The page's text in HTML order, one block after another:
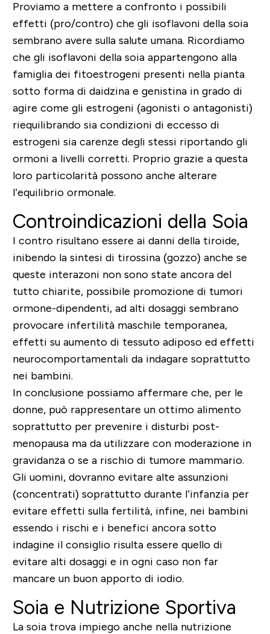
Proviamo a mettere a confronto i possibili
effetti (pro/contro) che gli isoflavoni della soia
sembrano avere sulla salute umana. Ricordiamo
che gli isoflavoni della soia appartengono alla
famiglia dei fitoestrogeni presenti nella pianta
sotto forma di daidzina e genistina in grado di
agire come gli estrogeni (agonisti o antagonisti)
riequilibrando sia condizioni di eccesso di
estrogeni sia carenze degli stessi riportando gli
ormoni a livelli corretti. Proprio grazie a questa
loro particolarità possono anche alterare
l’equilibrio ormonale.
Controindicazioni della Soia
I contro risultano essere ai danni della tiroide,
inibendo la sintesi di tirossina (gozzo) anche se
queste interazoni non sono state ancora del
tutto chiarite, possibile promozione di tumori
ormone-dipendenti, ad alti dosaggi sembrano
provocare infertilità maschile temporanea,
effetti su aumento di tessuto adiposo ed effetti
neurocomportamentali da indagare soprattutto
nei bambini.
In conclusione possiamo affermare che, per le
donne, può rappresentare un ottimo alimento
soprattutto per prevenire i disturbi post-
menopausa ma da utilizzare con moderazione in
gravidanza o se a rischio di tumore mammario.
Gli uomini, dovranno evitare alte assunzioni
(concentrati) soprattutto durante l’infanzia per
evitare effetti sulla fertilità, infine, nei bambini
essendo i rischi e i benefici ancora sotto
indagine il consiglio risulta essere quello di
evitare alti dosaggi e in ogni caso non far
mancare un buon apporto di iodio.
Soia e Nutrizione Sportiva
La soia trova impiego anche nella nutrizione